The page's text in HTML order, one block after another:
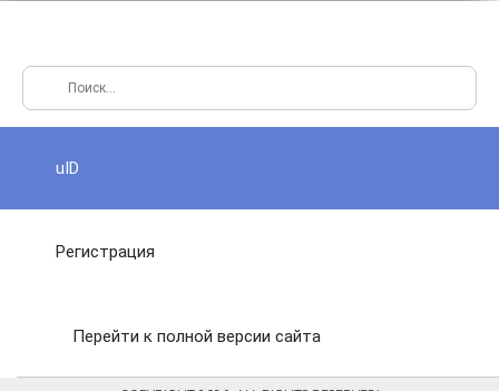
uID
Регистрация
Перейти к полной версии сайта